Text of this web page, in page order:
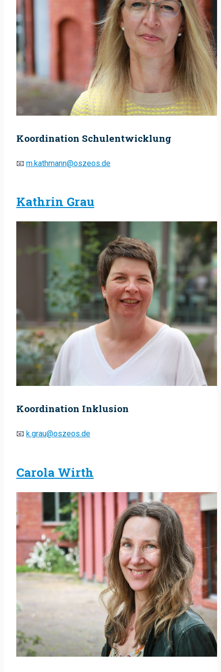
Koordination Schulentwicklung
📧 m.kathmann@oszeos.de
Kathrin Grau
Koordination Inklusion
📧 k.grau@oszeos.de
Carola Wirth